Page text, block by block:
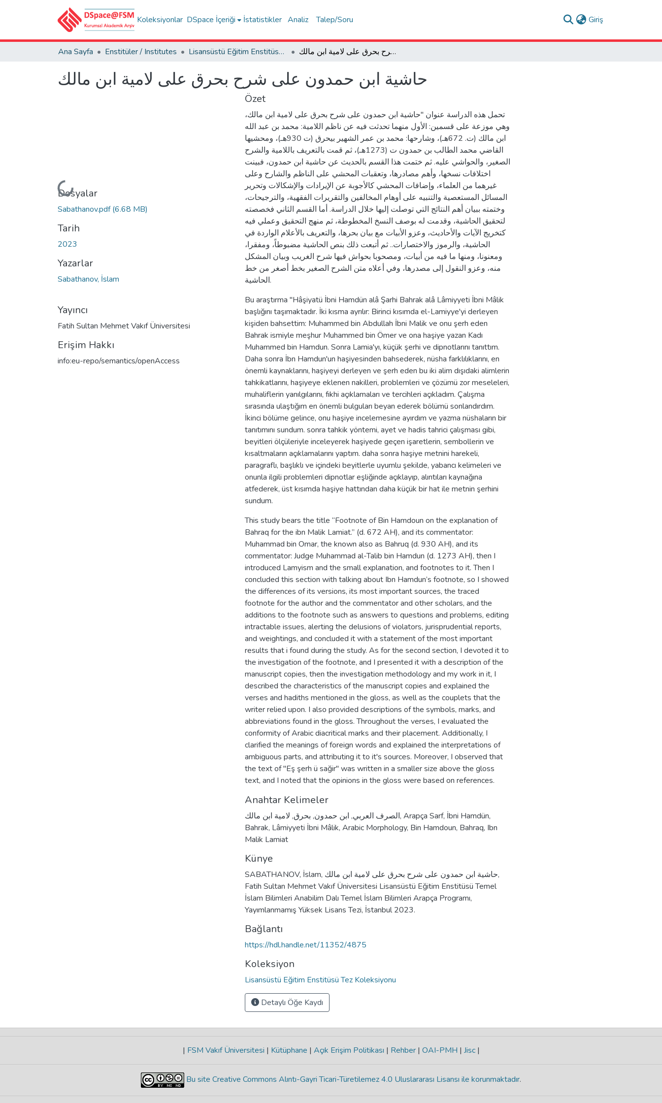
Koleksiyonlar DSpace İçeriği İstatistikler Analiz Talep/Soru Giriş
Ana Sayfa Enstitüler / Institutes Lisansüstü Eğitim Enstitüsü Tez Koleksiyonu حاشية ابن حمدون على شرح بحرق على لامية ابن مالك
حاشية ابن حمدون على شرح بحرق على لامية ابن مالك
Yükleniyor...Dosyalar
Sabathanov.pdf(6.68 MB)
Tarih
2023
Yazarlar
Sabathanov, İslam
Yayıncı
Fatih Sultan Mehmet Vakıf Üniversitesi
Erişim Hakkı
info:eu-repo/semantics/openAccess
Özet
تحمل هذه الدراسة عنوان "حاشية ابن حمدون على شرح بحرق على لامية ابن مالك،
وهي موزعة على قسمين: الأول منهما تحدثت فيه عن ناظم اللامية: محمد بن عبد الله
ابن مالك (ت. 672هـ)، وشارحها: محمد بن عمر الشهير بيحرق (ت 930هـ)، ومحشيها
القاضي محمد الطالب بن حمدون ت (1273هـ)، ثم قمت بالتعريف باللامية والشرح
الصغير، والحواشي عليه. ثم ختمت هذا القسم بالحديث عن حاشية ابن حمدون، فبينت
اختلافات نسخها، وأهم مصادرها، وتعقبات المحشي على الناظم والشارح وعلى
غيرهما من العلماء، وإضافات المحشي كالأجوبة عن الإيرادات والإشكالات وتحرير
المسائل المستعصية والتنبيه على أوهام المخالفين والتقريرات الفقهية، والترجيحات،
وختمته ببيان أهم النتائج التي توصلت إليها خلال الدراسة. أما القسم الثاني فخصصته
لتحقيق الحاشية، وقدمت له بوصف النسخ المخطوطة، ثم منهج التحقيق وعملي فيه
كتخريج الآيات والأحاديث، وعزو الأبيات مع بيان بحرها، والتعريف بالأعلام الواردة في
الحاشية، والرموز والاختصارات.. ثم أتبعت ذلك بنص الحاشية مضبوطاً، ومفقرا،
ومعنونا، ومنها ما فيه من أبيات، ومصحوبا بحواش فيها شرح الغريب وبيان المشكل
منه، وعزو النقول إلى مصدرها، وفي أعلاه متن الشرح الصغير بخط أصغر من خط
الحاشية.
Bu araştırma "Hâşiyatü İbni Hamdün alâ Şarhi Bahrak alâ Lâmiyyeti İbni Mâlik
başlığını taşımaktadır. İki kısma ayrılır: Birinci kısımda el-Lamiyye'yi derleyen
kişiden bahsettim: Muhammed bin Abdullah İbni Malik ve onu şerh eden
Bahrak ismiyle meşhur Muhammed bin Ömer ve ona haşiye yazan Kadı
Muhammed bin Hamdun. Sonra Lamia'yı, küçük şerhi ve dipnotlarını tanıttım.
Daha sonra İbn Hamdun'un haşiyesinden bahsederek, nüsha farklılıklarını, en
önemli kaynaklarını, haşiyeyi derleyen ve şerh eden bu iki alim dışıdaki alimlerin
tahkikatlarını, haşiyeye eklenen nakilleri, problemleri ve çözümü zor meseleleri,
muhaliflerin yanılgılarını, fıkhi açıklamaları ve tercihleri açıkladım. Çalışma
sırasında ulaştığım en önemli bulguları beyan ederek bölümü sonlandırdım.
İkinci bölüme gelince, onu haşiye incelemesine ayırdım ve yazma nüshaların bir
tanıtımını sundum. sonra tahkik yöntemi, ayet ve hadis tahrici çalışması gibi,
beyitleri ölçüleriyle inceleyerek haşiyede geçen işaretlerin, sembollerin ve
kısaltmaların açıklamalarını yaptım. daha sonra haşiye metnini harekeli,
paragraflı, başlıklı ve içindeki beyitlerle uyumlu şekilde, yabancı kelimeleri ve
onunla ilgili problemleri dipnotlar eşliğinde açıklayıp, alıntıları kaynağına
atfederek, üst kısımda haşiye hattından daha küçük bir hat ile metnin şerhini
sundum.
This study bears the title “Footnote of Bin Hamdoun on the explanation of
Bahraq for the ibn Malik Lamiat.” (d. 672 AH), and its commentator:
Muhammad bin Omar, the known also as Bahruq (d. 930 AH), and its
commentator: Judge Muhammad al-Talib bin Hamdun (d. 1273 AH), then I
introduced Lamyism and the small explanation, and footnotes to it. Then I
concluded this section with talking about Ibn Hamdun’s footnote, so I showed
the differences of its versions, its most important sources, the traced
footnote for the author and the commentator and other scholars, and the
additions to the footnote such as answers to questions and problems, editing
intractable issues, alerting the delusions of violators, jurisprudential reports,
and weightings, and concluded it with a statement of the most important
results that i found during the study. As for the second section, I devoted it to
the investigation of the footnote, and I presented it with a description of the
manuscript copies, then the investigation methodology and my work in it, I
described the characteristics of the manuscript copies and explained the
verses and hadiths mentioned in the gloss, as well as the couplets that the
writer relied upon. I also provided descriptions of the symbols, marks, and
abbreviations found in the gloss. Throughout the verses, I evaluated the
conformity of Arabic diacritical marks and their placement. Additionally, I
clarified the meanings of foreign words and explained the interpretations of
ambiguous parts, and attributing it to it's sources. Moreover, I observed that
the text of "Eş şerh ü sağir" was written in a smaller size above the gloss
text, and I noted that the opinions in the gloss were based on references.
Anahtar Kelimeler
الصرف العربي, ابن حمدون, بحرق, لامية ابن مالك , Arapça Sarf, İbni Hamdün,
Bahrak, Lâmiyyeti İbni Mâlik, Arabic Morphology, Bin Hamdoun, Bahraq, Ibn
Malik Lamiat
Künye
SABATHANOV, İslam, حاشية ابن حمدون على شرح بحرق على لامية ابن مالك,
Fatih Sultan Mehmet Vakıf Üniversitesi Lisansüstü Eğitim Enstitüsü Temel
İslam Bilimleri Anabilim Dalı Temel İslam Bilimleri Arapça Programı,
Yayımlanmamış Yüksek Lisans Tezi, İstanbul 2023.
Bağlantı
https://hdl.handle.net/11352/4875
Koleksiyon
Lisansüstü Eğitim Enstitüsü Tez Koleksiyonu
Detaylı Öğe Kaydı
| FSM Vakıf Üniversitesi | Kütüphane | Açık Erişim Politikası | Rehber | OAI-PMH | Jisc |
Bu site Creative Commons Alıntı-Gayri Ticari-Türetilemez 4.0 Uluslararası Lisansı ile korunmaktadır.